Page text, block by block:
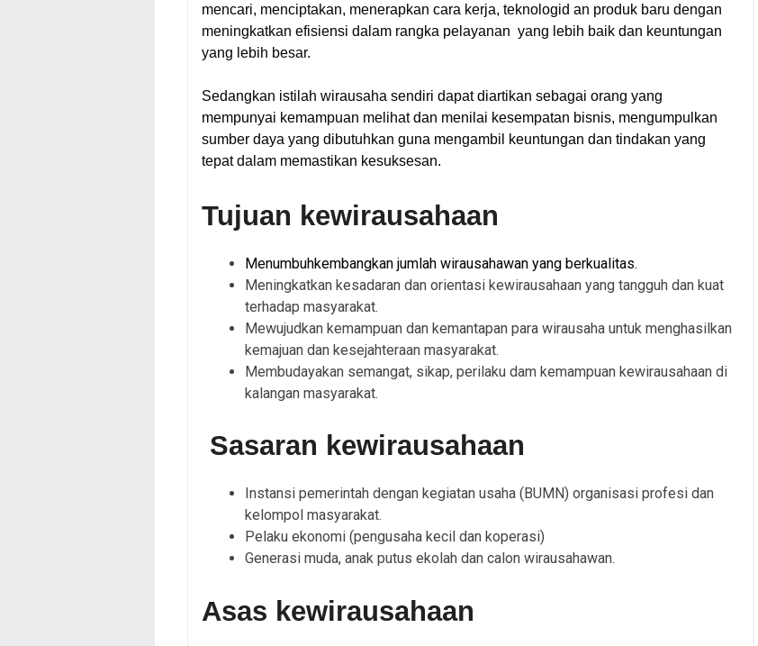
mencari, menciptakan, menerapkan cara kerja, teknologid an produk baru dengan
meningkatkan efisiensi dalam rangka pelayanan yang lebih baik dan keuntungan
yang lebih besar.
Sedangkan istilah wirausaha sendiri dapat diartikan sebagai orang yang
mempunyai kemampuan melihat dan menilai kesempatan bisnis, mengumpulkan
sumber daya yang dibutuhkan guna mengambil keuntungan dan tindakan yang
tepat dalam memastikan kesuksesan.
Tujuan kewirausahaan
Menumbuhkembangkan jumlah wirausahawan yang berkualitas.
Meningkatkan kesadaran dan orientasi kewirausahaan yang tangguh dan kuat
terhadap masyarakat.
Mewujudkan kemampuan dan kemantapan para wirausaha untuk menghasilkan
kemajuan dan kesejahteraan masyarakat.
Membudayakan semangat, sikap, perilaku dam kemampuan kewirausahaan di
kalangan masyarakat.
Sasaran kewirausahaan
Instansi pemerintah dengan kegiatan usaha (BUMN) organisasi profesi dan
kelompol masyarakat.
Pelaku ekonomi (pengusaha kecil dan koperasi)
Generasi muda, anak putus ekolah dan calon wirausahawan.
Asas kewirausahaan